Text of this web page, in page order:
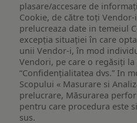
plasare/accesare de
Cookie, de către toți
prelucreaza date in temeiul
excepția situației în care
unii Vendor-i, în mod
Vendori, pe care o regăsiți la
“Confidențialitatea dvs.” In
Scopului « Masurare si
prelucrare, Măsurarea
pentru care procedura este
sus.